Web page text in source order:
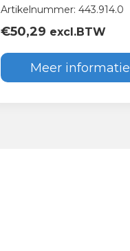
Artikelnummer: 443.914.0
€50,29 excl.BTW
Meer informatie